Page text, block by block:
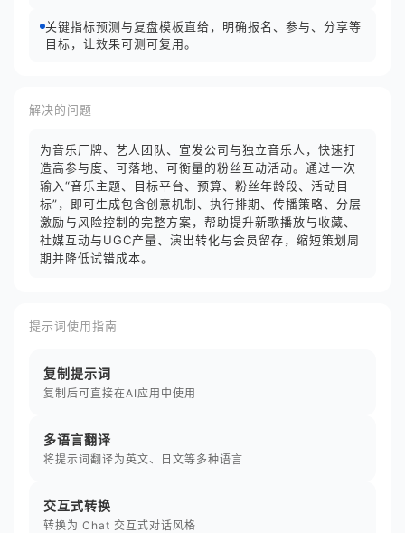
关键指标预测与复盘模板直给，明确报名、参与、分享等
目标，让效果可测可复用。
解决的问题
为音乐厂牌、艺人团队、宣发公司与独立音乐人，快速打
造高参与度、可落地、可衡量的粉丝互动活动。通过一次
输入“音乐主题、目标平台、预算、粉丝年龄段、活动目
标”，即可生成包含创意机制、执行排期、传播策略、分层
激励与风险控制的完整方案，帮助提升新歌播放与收藏、
社媒互动与UGC产量、演出转化与会员留存，缩短策划周
期并降低试错成本。
提示词使用指南
复制提示词
复制后可直接在AI应用中使用
多语言翻译
将提示词翻译为英文、日文等多种语言
交互式转换
转换为 Chat 交互式对话风格